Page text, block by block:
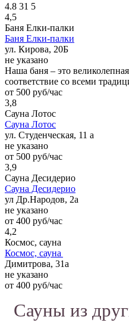
4.8 31 5
4,5
Баня Елки-палки
Баня Елки-палки
ул. Кирова, 20Б
не указано
Наша баня – это
соответствие со всеми
от 500 руб/час
3,8
Сауна Лотос
Сауна Лотос
ул. Студенческая, 11 а
не указано
от 500 руб/час
3,9
Сауна Десидерио
Сауна Десидерио
ул Др.Народов, 2а
не указано
от 400 руб/час
4,2
Космос, сауна
Космос, сауна
Димитрова, 31а
не указано
от 400 руб/час
Сауны из